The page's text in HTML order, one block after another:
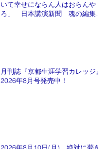
いて幸せにならん人はおらんや
ろ」 日本講演新聞 魂の編集
月刊誌『京都生涯学習カレッジ』
2026年8月号発売中！